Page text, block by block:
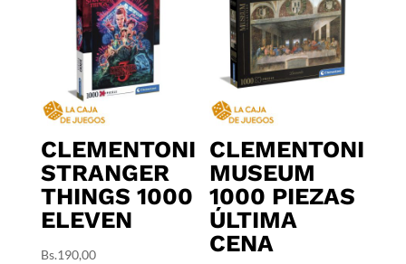
CLEMENTONI
STRANGER
THINGS 1000
ELEVEN
Bs.190,00
CLEMENTONI
MUSEUM
1000 PIEZAS
ÚLTIMA
CENA